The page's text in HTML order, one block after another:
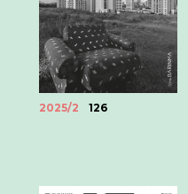
2025/2 126